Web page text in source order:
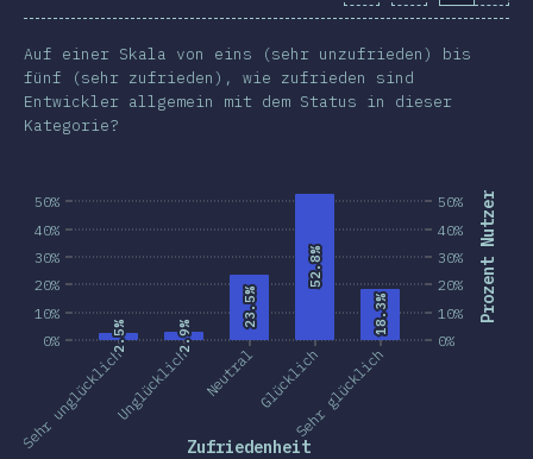
Auf einer Skala von eins (sehr unzufrieden) bis
fünf (sehr zufrieden), wie zufrieden sind
Entwickler allgemein mit dem Status in dieser
Kategorie?
0%
10%
20%
30%
40%
50% Prozent Nutzer
Sehr unglücklichUnglücklich Neutral GlücklichSehr glücklich
Zufriedenheit
0%
10%
20%
30%
40%
50%
2.5%
2.5% 2.9%
2.9%
23.5%
23.5%
52.8%
52.8%
18.3%
18.3%